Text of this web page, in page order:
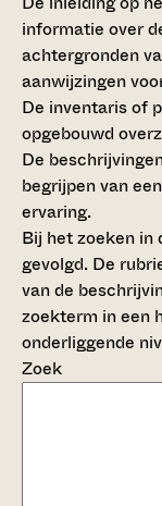
informatie over
achtergronden
aanwijzingen
De inventaris of
opgebouwd
De
begrijpen van
ervaring.
Bij het zoeken in
gevolgd. De
van de
zoekterm in een
onderliggende
Zoek